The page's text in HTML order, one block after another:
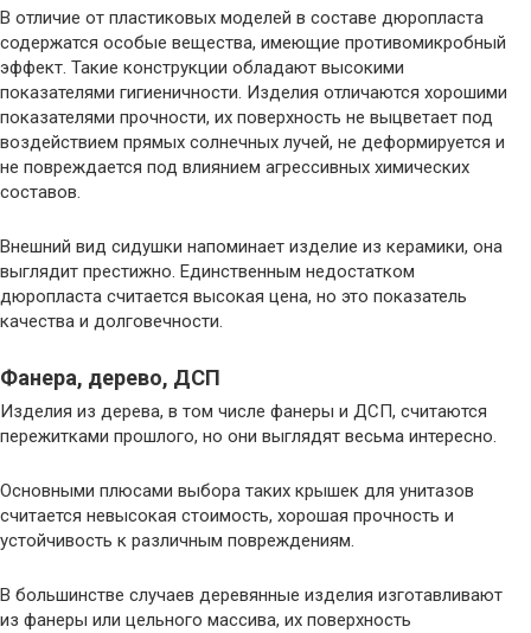
В отличие от пластиковых моделей в составе дюропласта
содержатся особые вещества, имеющие противомикробный
эффект. Такие конструкции обладают высокими
показателями гигиеничности. Изделия отличаются хорошими
показателями прочности, их поверхность не выцветает под
воздействием прямых солнечных лучей, не деформируется и
не повреждается под влиянием агрессивных химических
составов.
Внешний вид сидушки напоминает изделие из керамики, она
выглядит престижно. Единственным недостатком
дюропласта считается высокая цена, но это показатель
качества и долговечности.
Фанера, дерево, ДСП
Изделия из дерева, в том числе фанеры и ДСП, считаются
пережитками прошлого, но они выглядят весьма интересно.
Основными плюсами выбора таких крышек для унитазов
считается невысокая стоимость, хорошая прочность и
устойчивость к различным повреждениям.
В большинстве случаев деревянные изделия изготавливают
из фанеры или цельного массива, их поверхность